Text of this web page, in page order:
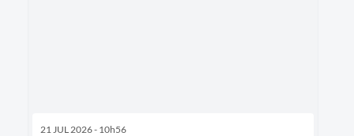
21 JUL 2026 - 10h56